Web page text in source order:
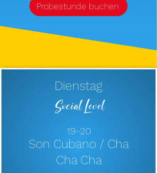
Probestunde buchen
Dienstag
Social Level
19-20
Son Cubano / Cha
Cha Cha